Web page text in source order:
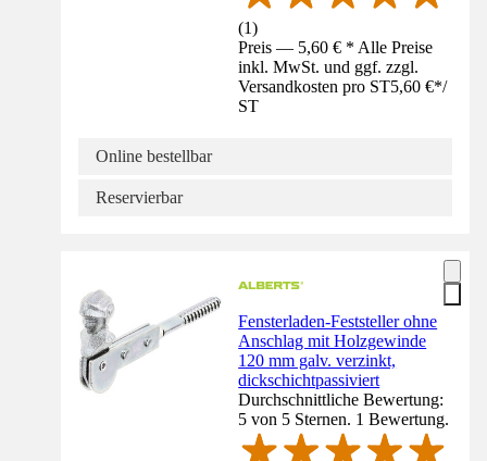
(1)
Preis — 5,60 € * Alle Preise
inkl. MwSt. und ggf. zzgl.
Versandkosten pro ST5,60 €*/
ST
Online bestellbar
Reservierbar
Fensterladen-Feststeller ohne
Anschlag mit Holzgewinde
120 mm galv. verzinkt,
dickschichtpassiviert
Durchschnittliche Bewertung:
5 von 5 Sternen. 1 Bewertung.